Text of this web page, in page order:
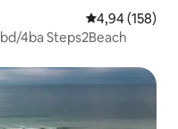
Prosječna
4,94 (158)
Besplatan grijani bazen Popusti 6bd/4ba Steps2Beach
„Odabrali gosti”